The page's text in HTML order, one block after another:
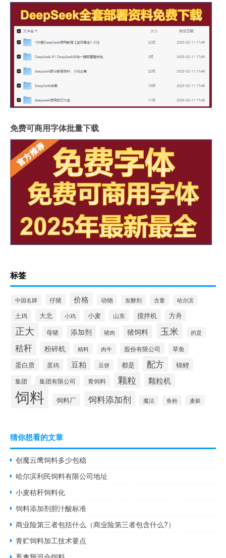
免费可商用字体批量下载
标签
中国名牌 仔猪 价格 动物 发酵剂 含量 哈尔滨
土鸡 大北 小鸡 小麦 山东 搅拌机 方舟
正大 母猪 添加剂 猪肉 猪饲料 玉米 的是
秸秆 粉碎机 精料 肉牛 股份有限公司 草鱼
蛋白质 蛋鸡 豆粕 豆饼 都是 配方 锦鲤
集团 集团有限公司 青饲料 颗粒 颗粒机
饲料 饲料厂 饲料添加剂 魔法 鱼粉 麦麸
猜你想看的文章
创魔云鹰饲料多少包稳
哈尔滨利民饲料有限公司地址
小麦秸秆饲料化
饲料添加剂胆汁酸标准
商业险第三者包括什么（商业险第三者包含什么?）
青贮饲料加工技术要点